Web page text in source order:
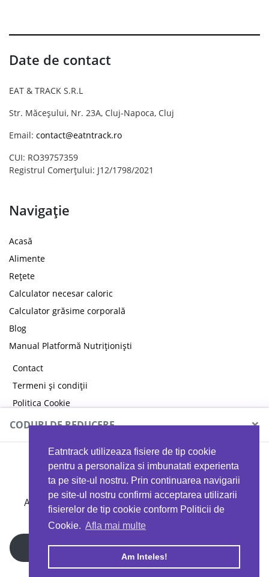
Eatntrack utilizeaza fisiere de tip cookie
pentru a personaliza si imbunatati experienta
ta pe site-ul nostru. Prin continuarea navigarii
pe site-ul nostru confirmi acceptarea utilizarii
fisierelor de tip cookie conform Politicii de
Cookie. Afla mai multe
Am Inteles!
Date de contact
EAT & TRACK S.R.L
Str. Măceșului, Nr. 23A, Cluj-Napoca, Cluj
Email: contact@eatntrack.ro
CUI: RO39757359
Registrul Comerțului: J12/1798/2021
Navigație
Acasă
Alimente
Rețete
Calculator necesar caloric
Calculator grăsime corporală
Blog
Manual Platformă Nutriționiști
Contact
Termeni și condiții
Politica Cookie
Politica de confidențialitate
Copyright © 2026 EAT & TRACK S.R.L
CODURI DE REDUCERE ×
MYPROTEIN
Ai 40%reducere la orice comandă folosind codul
EATTRACK
Profită acum